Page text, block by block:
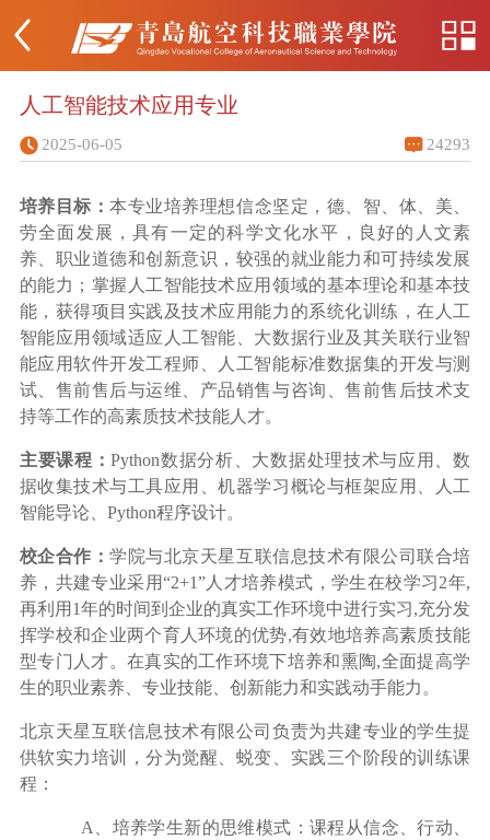
人工智能技术应用专业
2025-06-05 24293
培养目标：本专业培养理想信念坚定，德、智、体、美、
劳全面发展，具有一定的科学文化水平，良好的人文素
养、职业道德和创新意识，较强的就业能力和可持续发展
的能力；掌握人工智能技术应用领域的基本理论和基本技
能，获得项目实践及技术应用能力的系统化训练，在人工
智能应用领域适应人工智能、大数据行业及其关联行业智
能应用软件开发工程师、人工智能标准数据集的开发与测
试、售前售后与运维、产品销售与咨询、售前售后技术支
持等工作的高素质技术技能人才。
主要课程：Python数据分析、大数据处理技术与应用、数
据收集技术与工具应用、机器学习概论与框架应用、人工
智能导论、Python程序设计。
校企合作：学院与北京天星互联信息技术有限公司联合培
养， 共建专业采用“2+1”人才培养模式，学生在校学习2年,
再利用1年的时间到企业的真实工作环境中进行实习,充分发
挥学校和企业两个育人环境的优势,有效地培养高素质技能
型专门人才。在真实的工作环境下培养和熏陶,全面提高学
生的职业素养、专业技能、创新能力和实践动手能力。
北京天星互联信息技术有限公司 负责为共建专业的学生提
供软实力培训，分为觉醒、蜕变、实践三个阶段的训练课
程：
A、培养学生新的思维模式：课程从信念、行动、